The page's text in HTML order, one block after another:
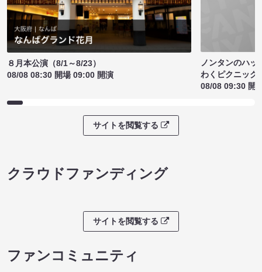
８月本公演（8/1～8/23）
08/08 08:30 開場 09:00 開演
ノンタンのハッ
わくピクニック
08/08 09:30 開
サイトを閲覧する
クラウドファンディング
サイトを閲覧する
ファンコミュニティ